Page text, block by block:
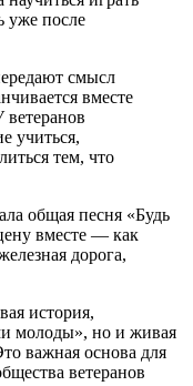
уже после
смысл
вместе
ветеранов
учиться,
тем, что
общая песня «Будь
вместе — как
дорога,
история,
молоды», но и живая
важная основа для
ветеранов